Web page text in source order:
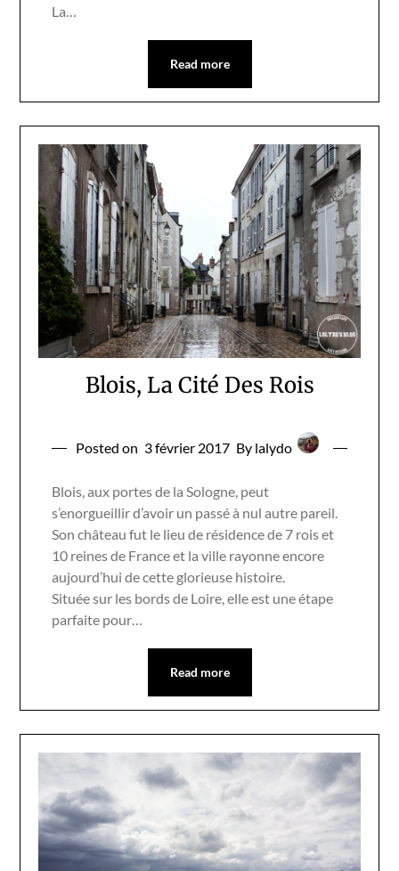
La…
Read more
Blois, La Cité Des Rois
Posted on 3 février 2017 By lalydo
Blois, aux portes de la Sologne, peut
s’enorgueillir d’avoir un passé à nul autre pareil.
Son château fut le lieu de résidence de 7 rois et
10 reines de France et la ville rayonne encore
aujourd’hui de cette glorieuse histoire.
Située sur les bords de Loire, elle est une étape
parfaite pour…
Read more